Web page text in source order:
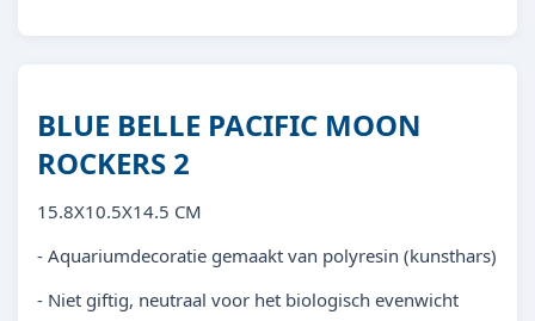
BLUE BELLE PACIFIC MOON
ROCKERS 2
15.8X10.5X14.5 CM
- Aquariumdecoratie gemaakt van polyresin (kunsthars)
- Niet giftig, neutraal voor het biologisch evenwicht